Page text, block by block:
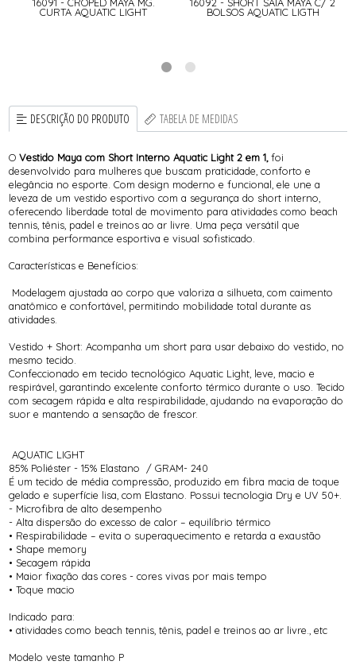
CURTA AQUATIC LIGHT BOLSOS AQUATIC LIGTH
DESCRIÇÃO DO PRODUTO TABELA DE MEDIDAS
OVestido Maya com Short Interno Aquatic Light 2 em 1,foi
desenvolvido para mulheres que buscam praticidade, conforto e
elegância no esporte. Com design moderno e funcional, ele une a
leveza de um vestido esportivo com a segurança do short interno,
oferecendo liberdade total de movimento para atividades como beach
tennis, tênis, padel e treinos ao ar livre. Uma peça versátil que
combina performance esportiva e visual sofisticado.
Características e Benefícios:
Modelagem ajustada ao corpo que valoriza a silhueta, com caimento
anatômico e confortável, permitindo mobilidade total durante as
atividades.
Vestido + Short: Acompanha um short para usar debaixo do vestido, no
mesmo tecido.
Confeccionado em tecido tecnológico Aquatic Light, leve, macio e
respirável, garantindo excelente conforto térmico durante o uso. Tecido
com secagem rápida e alta respirabilidade, ajudando na evaporação do
suor e mantendo a sensação de frescor.
AQUATIC LIGHT
85% Poliéster - 15% Elastano / GRAM- 240
É um tecido de média compressão, produzido em fibra macia de toque
gelado e superfície lisa, com Elastano. Possui tecnologia Dry e UV 50+.
- Microfibra de alto desempenho
- Alta dispersão do excesso de calor – equilíbrio térmico
• Respirabilidade – evita o superaquecimento e retarda a exaustão
• Shape memory
• Secagem rápida
• Maior fixação das cores - cores vivas por mais tempo
• Toque macio
Indicado para:
• atividades como beach tennis, tênis, padel e treinos ao ar livre., etc
Modelo veste tamanho P